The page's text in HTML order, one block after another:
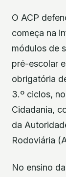
O ACP
começa na
módulos de
pré-escolar
obrigatória
3.º ciclos,
Cidadania,
da
Rodoviária
No ensino